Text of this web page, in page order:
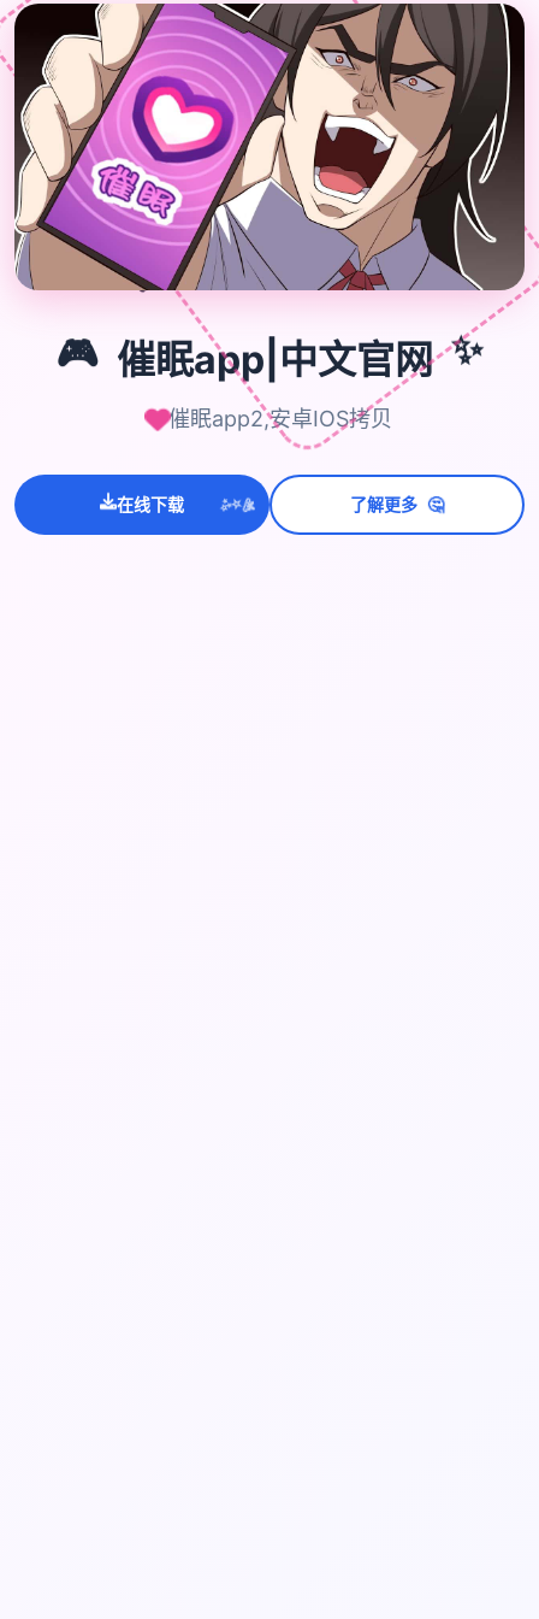
🎮
🎮 催眠app|中文官网 ✨
催眠app2,安卓IOS拷贝
在线下载 ✨⭐💫 了解更多 🤔